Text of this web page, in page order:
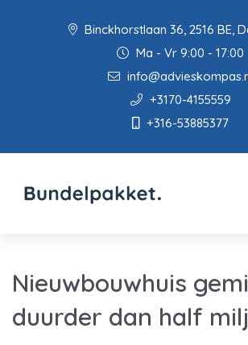
Binckhorstlaan 36, 2516 BE,
Ma - Vr 9:00 - 17:00
+3170-4155559
+316-53885377
Nieuwbouwhuis
duurder dan half